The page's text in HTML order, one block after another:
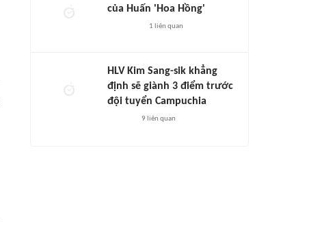
của Huấn 'Hoa Hồng'
1 liên quan
HLV Kim Sang-sik khẳng
định sẽ giành 3 điểm trước
đội tuyển Campuchia
9 liên quan